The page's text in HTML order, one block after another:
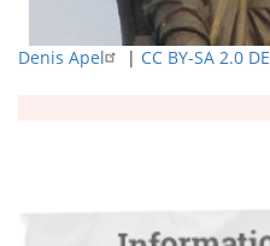
Denis Apel | CC BY-SA 2.0 DE